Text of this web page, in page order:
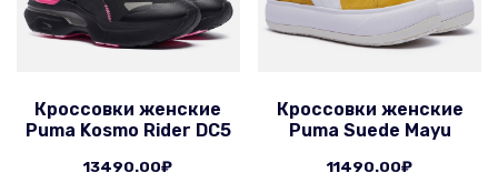
Кроссовки женские
Puma Kosmo Rider DC5
13490.00₽
Кроссовки женские
Puma Suede Mayu
11490.00₽